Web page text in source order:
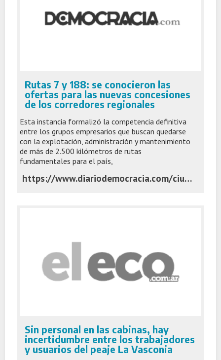
Rutas 7 y 188: se conocieron las
ofertas para las nuevas concesiones
de los corredores regionales
Esta instancia formalizó la competencia definitiva
entre los grupos empresarios que buscan quedarse
con la explotación, administración y mantenimiento
de más de 2.500 kilómetros de rutas
fundamentales para el país,
https://www.diariodemocracia.com/ciudad/junin/341079-rutas-7-y-188-paso-clave-para-definir-las-nuevas-c/
Sin personal en las cabinas, hay
incertidumbre entre los trabajadores
y usuarios del peaje La Vasconia